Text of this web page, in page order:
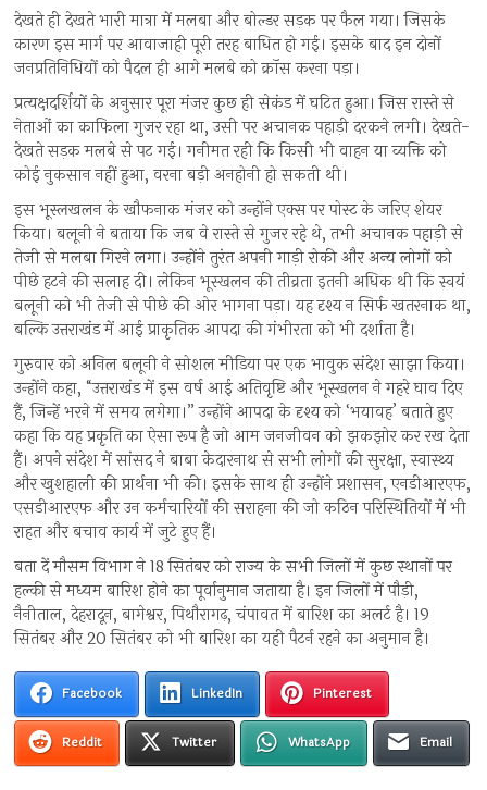
देखते ही देखते भारी मात्रा में मलबा और बोल्डर सड़क पर फैल गया। जिसके
कारण इस मार्ग पर आवाजाही पूरी तरह बाधित हो गई। इसके बाद इन दोनों
जनप्रतिनिधियों को पैदल ही आगे मलबे को क्रॉस करना पड़ा।
प्रत्यक्षदर्शियों के अनुसार पूरा मंजर कुछ ही सेकंड में घटित हुआ। जिस रास्ते से
नेताओं का काफिला गुजर रहा था, उसी पर अचानक पहाड़ी दरकने लगी। देखते-
देखते सड़क मलबे से पट गई। गनीमत रही कि किसी भी वाहन या व्यक्ति को
कोई नुकसान नहीं हुआ, वरना बड़ी अनहोनी हो सकती थी।
इस भूस्लखलन के खौफनाक मंजर को उन्होंने एक्स पर पोस्ट के जरिए शेयर
किया। बलूनी ने बताया कि जब वे रास्ते से गुजर रहे थे, तभी अचानक पहाड़ी से
तेजी से मलबा गिरने लगा। उन्होंने तुरंत अपनी गाड़ी रोकी और अन्य लोगों को
पीछे हटने की सलाह दी। लेकिन भूस्खलन की तीव्रता इतनी अधिक थी कि स्वयं
बलूनी को भी तेजी से पीछे की ओर भागना पड़ा। यह दृश्य न सिर्फ खतरनाक था,
बल्कि उत्तराखंड में आई प्राकृतिक आपदा की गंभीरता को भी दर्शाता है।
गुरुवार को अनिल बलूनी ने सोशल मीडिया पर एक भावुक संदेश साझा किया।
उन्होंने कहा, “उत्तराखंड में इस वर्ष आई अतिवृष्टि और भूस्खलन ने गहरे घाव दिए
हैं, जिन्हें भरने में समय लगेगा।” उन्होंने आपदा के दृश्य को ‘भयावह’ बताते हुए
कहा कि यह प्रकृति का ऐसा रूप है जो आम जनजीवन को झकझोर कर रख देता
हैं। अपने संदेश में सांसद ने बाबा केदारनाथ से सभी लोगों की सुरक्षा, स्वास्थ्य
और खुशहाली की प्रार्थना भी की। इसके साथ ही उन्होंने प्रशासन, एनडीआरएफ,
एसडीआरएफ और उन कर्मचारियों की सराहना की जो कठिन परिस्थितियों में भी
राहत और बचाव कार्य में जुटे हुए हैं।
बता दें मौसम विभाग ने 18 सितंबर को राज्य के सभी जिलों में कुछ स्थानों पर
हल्की से मध्यम बारिश होने का पूर्वानुमान जताया है। इन जिलों में पौड़ी,
नैनीताल, देहरादून, बागेश्वर, पिथौरागढ़, चंपावत में बारिश का अलर्ट है। 19
सितंबर और 20 सितंबर को भी बारिश का यही पैटर्न रहने का अनुमान है।
Facebook LinkedIn Pinterest
Reddit Twitter WhatsApp Email